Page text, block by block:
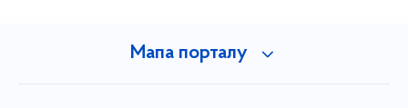
Мапа порталу